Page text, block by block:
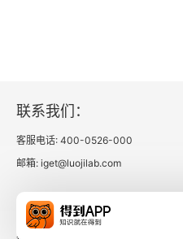
联系我们：
客服电话: 400-0526-000
邮箱: iget@luojilab.com
相关链接：